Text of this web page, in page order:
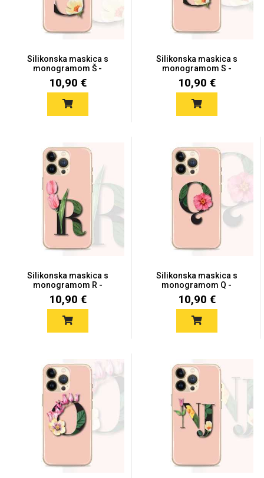
Silikonska maskica s
monogramom Š -
MONO26
10,90 €
Silikonska maskica s
monogramom S -
MONO25
10,90 €
Silikonska maskica s
monogramom R -
MONO24
10,90 €
Silikonska maskica s
monogramom Q -
MONO23
10,90 €
Svijet životinja Auto - Moto motivi
Mandale / Cvjetni
motivi
Citati & Stihovi
MarbleMania
Sportski motivi